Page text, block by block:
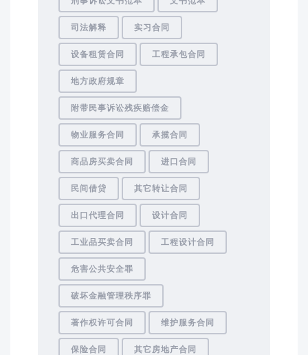
司法解释 实习合同
设备租赁合同 工程承包合同
地方政府规章
附带民事诉讼残疾赔偿金
物业服务合同 承揽合同
商品房买卖合同 进口合同
民间借贷 其它转让合同
出口代理合同 设计合同
工业品买卖合同 工程设计合同
危害公共安全罪
破坏金融管理秩序罪
著作权许可合同 维护服务合同
保险合同 其它房地产合同